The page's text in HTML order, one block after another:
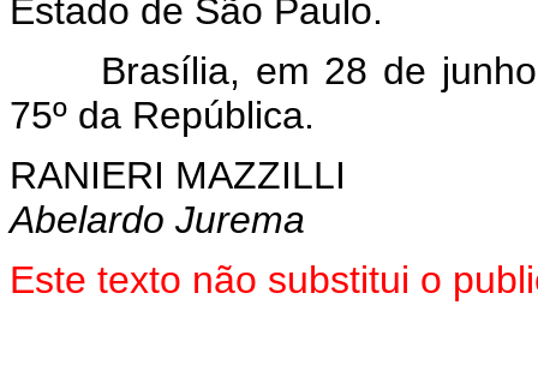
Estado de São Paulo.
Brasília, em 28 de
75º da República.
RANIERI MAZZILLI
Abelardo Jurema
Este texto não substitui o